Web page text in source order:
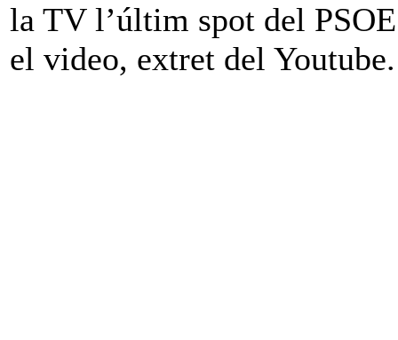
la TV l’últim spot del
el video, extret del Youtube.